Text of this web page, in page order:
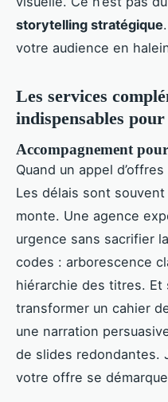
storytelling stratégique
votre audience en
Les services
indispensables
Accompagnement
Quand un appel
Les délais sont
monte. Une agence
urgence sans sacrifier
codes : arborescence
hiérarchie des titres.
transformer un cahier
une narration
de slides redondantes.
votre offre se